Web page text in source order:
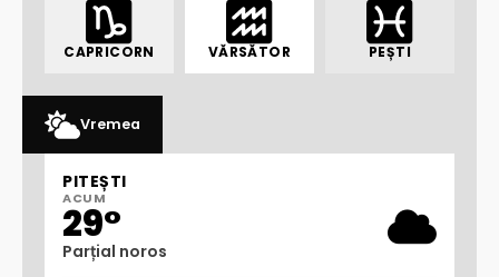
CAPRICORN VĂRSĂTOR PEȘTI
Vremea
PITEȘTI
ACUM
29°
Parțial noros